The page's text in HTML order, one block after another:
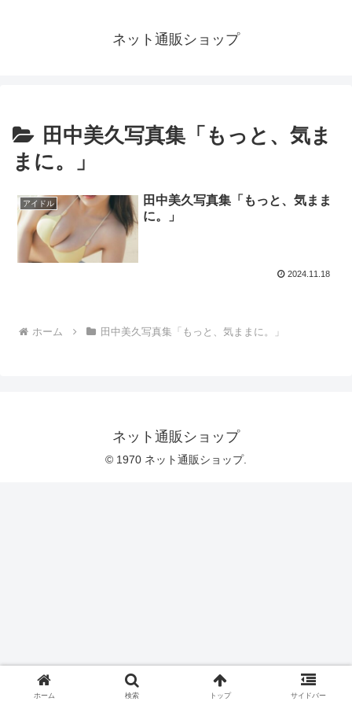
ネット通販ショップ
田中美久写真集「もっと、気ま
まに。」
アイドル
田中美久写真集「もっと、気まま
に。」
2024.11.18
ホーム 田中美久写真集「もっと、気ままに。」
ネット通販ショップ
© 1970 ネット通販ショップ.
ホーム 検索 トップ サイドバー